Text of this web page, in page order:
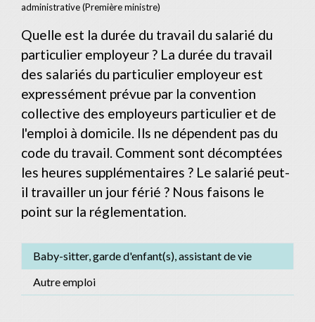
administrative (Première ministre)
Quelle est la durée du travail du salarié du
particulier employeur ? La durée du travail
des salariés du particulier employeur est
expressément prévue par la convention
collective des employeurs particulier et de
l'emploi à domicile. Ils ne dépendent pas du
code du travail. Comment sont décomptées
les heures supplémentaires ? Le salarié peut-
il travailler un jour férié ? Nous faisons le
point sur la réglementation.
Baby-sitter, garde d'enfant(s), assistant de vie
Autre emploi